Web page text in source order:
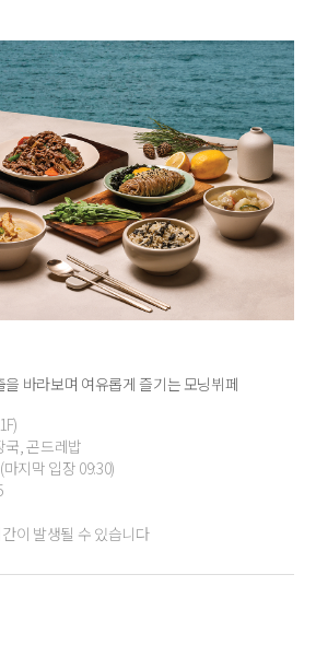
바라보며 여유롭게 즐기는 모닝뷔페
국, 곤드레밥
지막 입장 09:30)
이 발생될 수 있습니다